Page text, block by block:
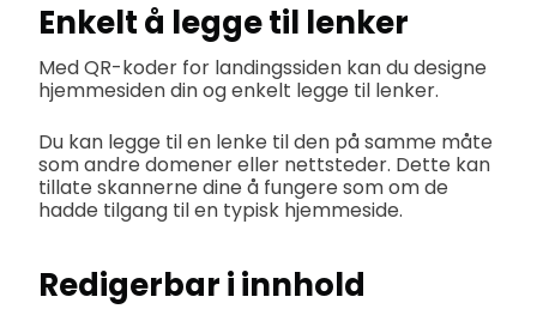
Enkelt å legge til lenker
Med QR-koder for landingssiden kan du designe
hjemmesiden din og enkelt legge til lenker.
Du kan legge til en lenke til den på samme måte
som andre domener eller nettsteder. Dette kan
tillate skannerne dine å fungere som om de
hadde tilgang til en typisk hjemmeside.
Redigerbar i innhold